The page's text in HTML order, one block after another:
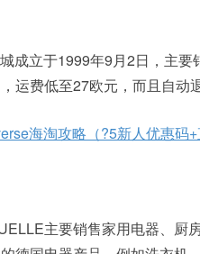
成立于1999年9月2日，主
运费低至27欧元，而且自动
海淘攻略（?5新人优惠码+
主要销售家用电器、厨